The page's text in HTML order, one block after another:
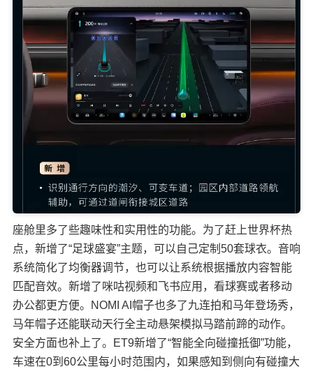
座舱里多了些趣味性和实用性的功能。为了赶上世界杯热
点，新增了“足球盛宴”主题，可以自己定制50套球衣。音响
系统简化了均衡器调节，也可以让系统根据播放内容智能
匹配音效。新增了咪咕视频和飞书应用，看球赛或者移动
办公都更方便。NOMI AI帽子也多了九连拍和马年登场秀，
马年帽子还能联动天行全主动悬架模拟马踏前蹄的动作。
安全方面也补上了。ET9新增了“智能全向碰撞抵御”功能，
车速在0到60公里每小时范围内，如果感知到侧向有碰撞大